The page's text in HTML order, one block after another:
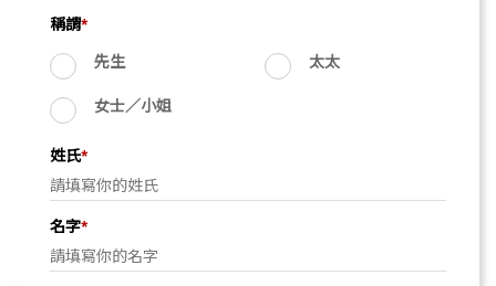
稱謂*
先生 太太
女士∕小姐
姓氏*
名字*